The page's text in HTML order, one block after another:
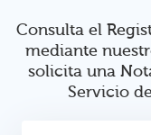
Consulta el
mediante
solicita una
Servicio